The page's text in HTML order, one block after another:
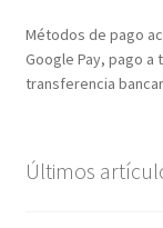
Métodos de pago
Google Pay, pago a
transferencia
Últimos